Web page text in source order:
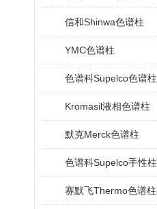
信和Shinwa色谱柱
YMC色谱柱
色谱科Supelco色谱柱
Kromasil液相色谱柱
默克Merck色谱柱
色谱科Supelco手性柱
赛默飞Thermo色谱柱